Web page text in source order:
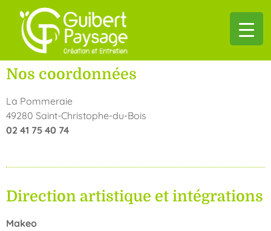
Nos coordonnées
La Pommeraie
49280 Saint-Christophe-du-Bois
02 41 75 40 74
Direction artistique et intégrations
Makeo